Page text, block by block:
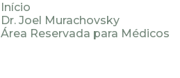
Início
Dr. Joel Murachovsky
Área Reservada para Médicos